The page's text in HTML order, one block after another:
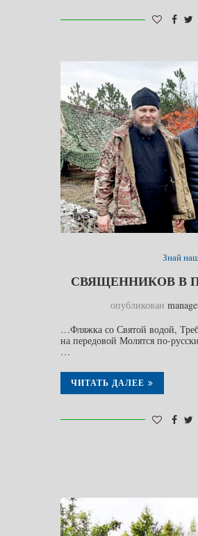
Знай
СВЯЩЕННИКОВ В
опубликован
…Фляжка со Святой водой,
на передовой Молятся по-
…
ЧИТАТЬ ДАЛЕЕ